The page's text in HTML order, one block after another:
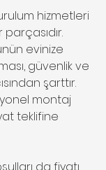
hizmetleri
evinize
güvenlik ve
şarttır.
montaj
teklifine